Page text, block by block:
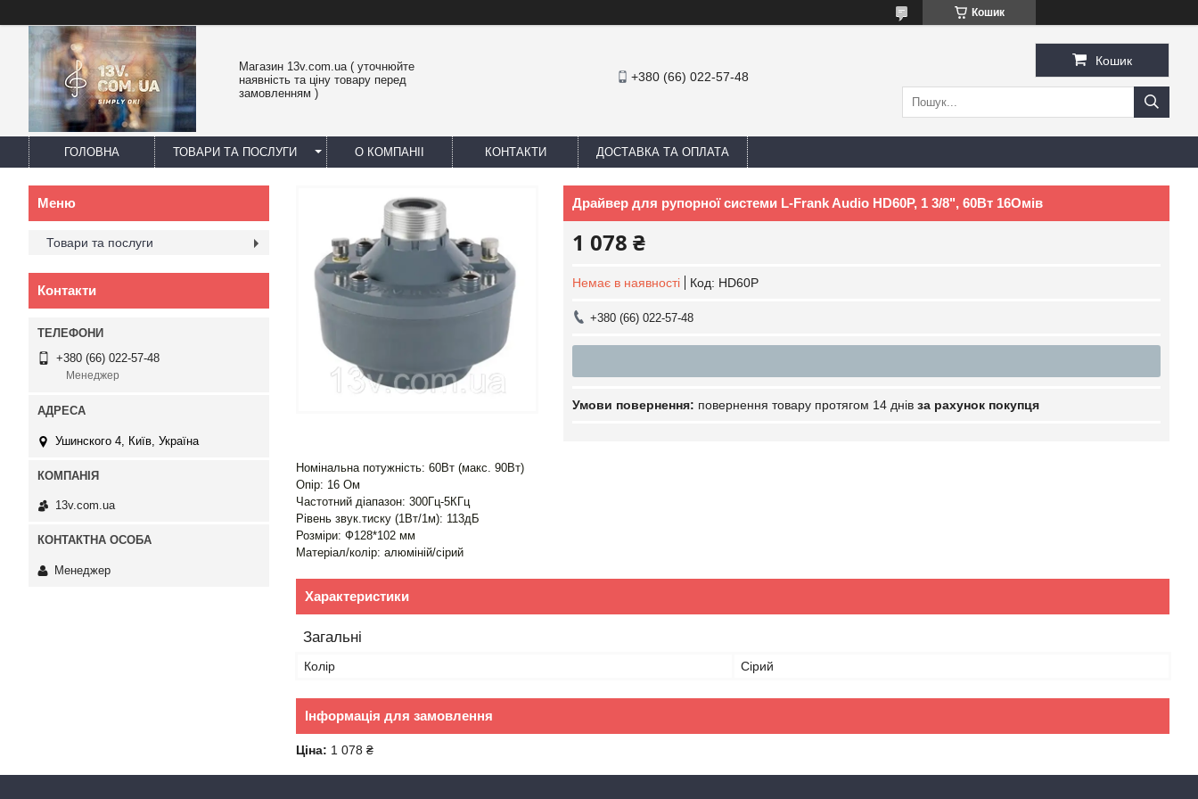
Кошик
Магазин 13v.com.ua ( уточнюйте
наявність та ціну товару перед
замовленням )
+380 (66) 022-57-48
Кошик
ГОЛОВНА ТОВАРИ ТА ПОСЛУГИ О КОМПАНІІ КОНТАКТИ ДОСТАВКА ТА ОПЛАТА
Драйвер для рупорної системи L-Frank Audio HD60P, 1 3/8", 60Вт 16Омів
1 078 ₴
Немає в наявності Код: HD60P
+380 (66) 022-57-48
повернення товару протягом 14 днів за рахунок покупця
Номінальна потужність: 60Вт (макс. 90Вт)
Опір: 16 Ом
Частотний діапазон: 300Гц-5КГц
Рівень звук.тиску (1Вт/1м): 113дБ
Розміри: Ф128*102 мм
Матеріал/колір: алюміній/сірий
Характеристики
Загальні
Колір Сірий
Інформація для замовлення
Ціна: 1 078 ₴
Товари та послуги
Контакти
+380 (66) 022-57-48
Менеджер
Ушинского 4, Київ, Україна
13v.com.ua
Менеджер